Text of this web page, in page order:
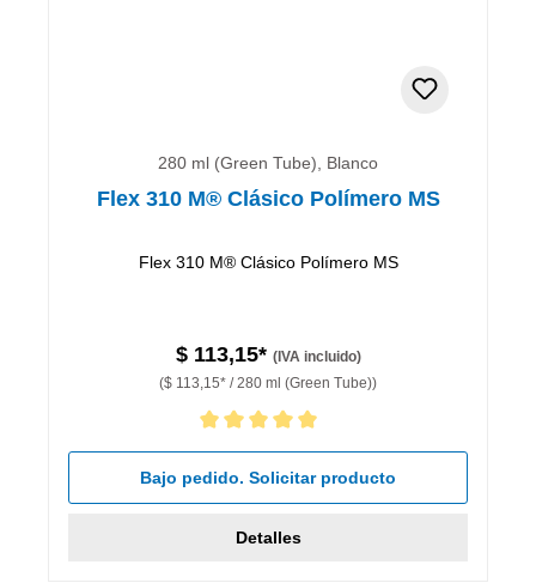
280 ml (Green Tube), Blanco
Flex 310 M® Clásico Polímero MS
Flex 310 M® Clásico Polímero MS
$ 113,15* (IVA incluido)
($ 113,15* / 280 ml (Green Tube))
Calificación promedio de 5 de 5 estrellas
Bajo pedido. Solicitar producto
Detalles